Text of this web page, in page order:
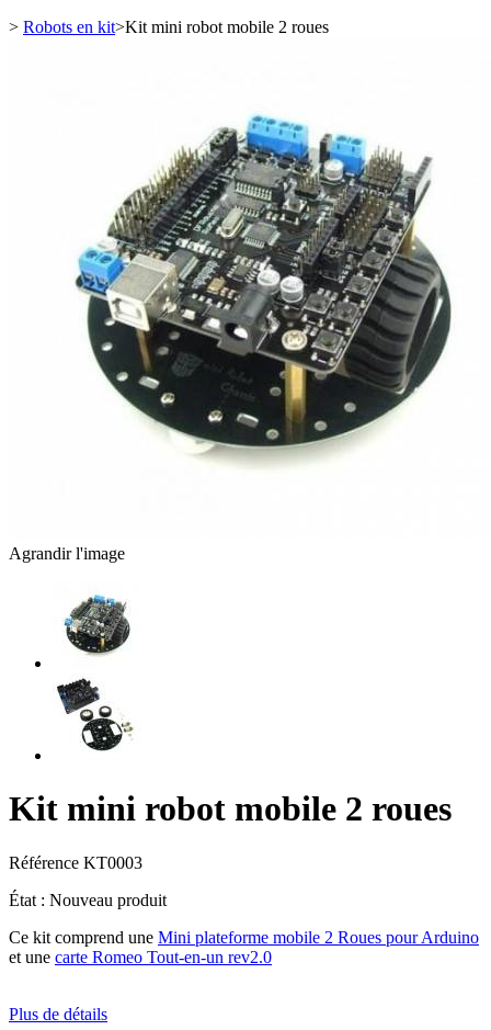
> Robots en kit>Kit mini robot mobile 2 roues
Agrandir l'image
Kit mini robot mobile 2 roues
Référence KT0003
État : Nouveau produit
Ce kit comprend une Mini plateforme mobile 2 Roues pour Arduino
et une carte Romeo Tout-en-un rev2.0
Plus de détails